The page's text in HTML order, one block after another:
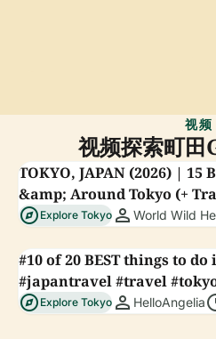
视频
视频探索町
TOKYO, JAPAN (2026) | 15
&amp; Around Tokyo (+
explore Explore Tokyo person World Wild
#10 of 20 BEST things to
#japantravel #travel
explore Explore Tokyo person HelloAngelia